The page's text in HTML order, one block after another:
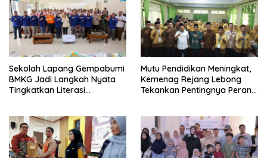
Sekolah Lapang Gempabumi
BMKG Jadi Langkah Nyata
Tingkatkan Literasi
Mutu Pendidikan Meningkat,
Kemenag Rejang Lebong
Tekankan Pentingnya Peran